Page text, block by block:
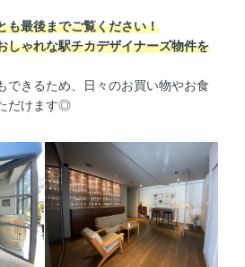
も最後までご覧ください！
しゃれな駅チカデザイナーズ物件を
できるため、日々のお買い物やお食
だけます◎